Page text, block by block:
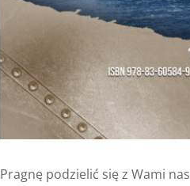
Pragnę podzielić się z Wami